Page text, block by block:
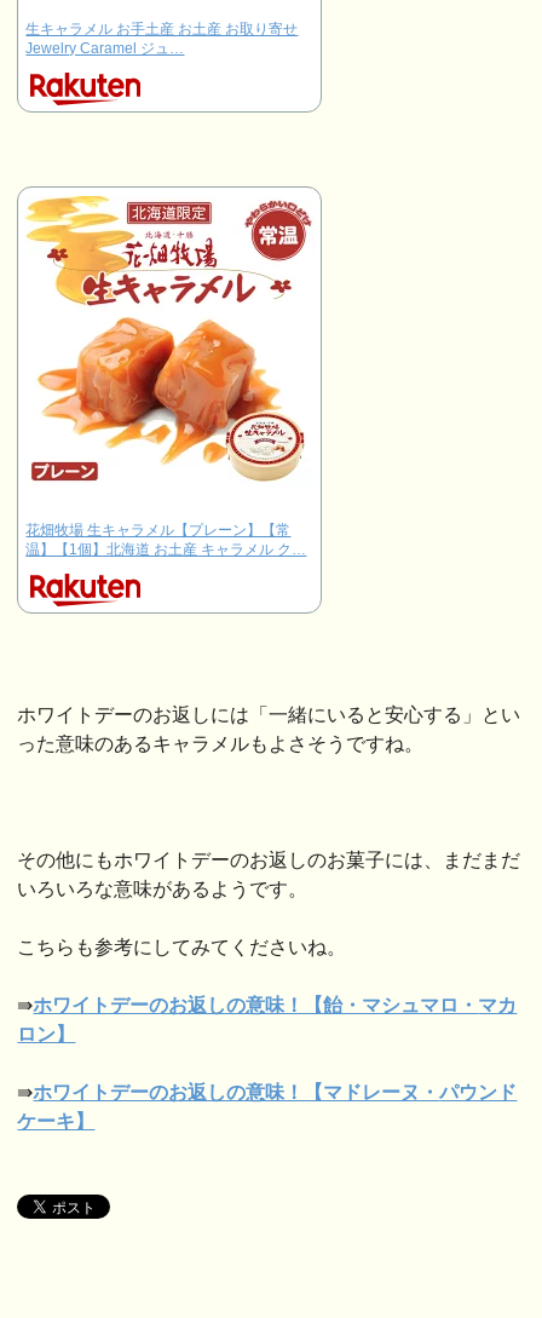
生キャラメル お手土産 お土産 お取り寄せ
Jewelry Caramel ジュ…
花畑牧場 生キャラメル【プレーン】【常
温】【1個】北海道 お土産 キャラメル ク…
ホワイトデーのお返しには「一緒にいると安心する」とい
った意味のあるキャラメルもよさそうですね。
その他にもホワイトデーのお返しのお菓子には、まだまだ
いろいろな意味があるようです。
こちらも参考にしてみてくださいね。
⇛ホワイトデーのお返しの意味！【飴・マシュマロ・ マカ
ロン】
⇛ホワイトデーのお返しの意味！【マドレーヌ・パウンド
ケーキ】